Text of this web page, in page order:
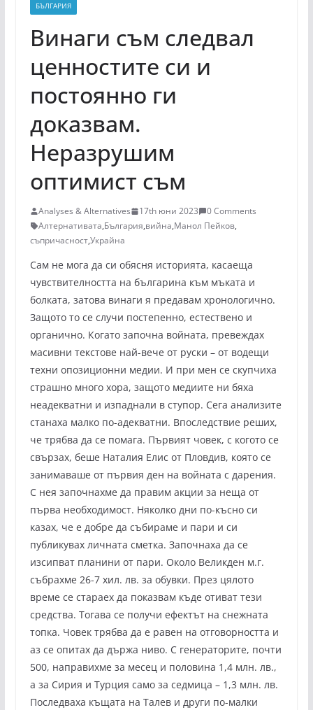
БЪЛГАРИЯ
Винаги съм следвал
ценностите си и
постоянно ги
доказвам.
Неразрушим
оптимист съм
Analyses & Alternatives 17th юни 2023
0 Comments
Алтернативата,България,вийна,Манол Пейков,
съпричасност,Украйна
Сам не мога да си обясня историята, касаеща
чувствителността на българина към мъката и
болката, затова винаги я предавам хронологично.
Защото то се случи постепенно, естествено и
органично. Когато започна войната, превеждах
масивни текстове най-вече от руски – от водещи
техни опозиционни медии. И при мен се скупчиха
страшно много хора, защото медиите ни бяха
неадекватни и изпаднали в ступор. Сега анализите
станаха малко по-адекватни. Впоследствие реших,
че трябва да се помага. Първият човек, с когото се
свързах, беше Наталия Елис от Пловдив, която се
занимаваше от първия ден на войната с дарения.
С нея започнахме да правим акции за неща от
първа необходимост. Няколко дни по-късно си
казах, че е добре да събираме и пари и си
публикувах личната сметка. Започнаха да се
изсипват планини от пари. Около Великден м.г.
събрахме 26-7 хил. лв. за обувки. През цялото
време се стараех да показвам къде отиват тези
средства. Тогава се получи ефектът на снежната
топка. Човек трябва да е равен на отговорността и
аз се опитах да държа ниво. С генераторите, почти
500, направихме за месец и половина 1,4 млн. лв.,
а за Сирия и Турция само за седмица – 1,3 млн. лв.
Последваха къщата на Талев и други по-малки